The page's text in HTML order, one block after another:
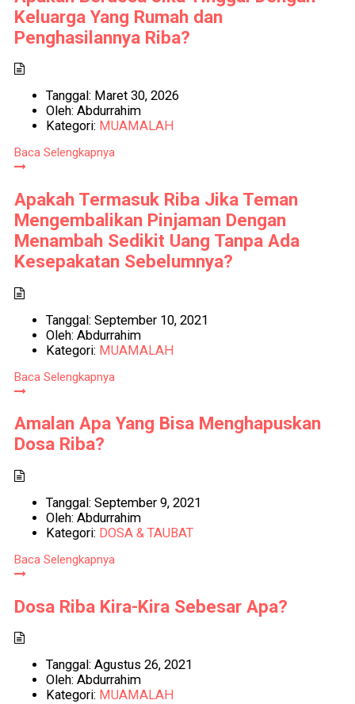
Keluarga Yang Rumah dan
Penghasilannya Riba?
Tanggal: Maret 30, 2026
Oleh: Abdurrahim
Kategori: MUAMALAH
Baca Selengkapnya
Apakah Termasuk Riba Jika Teman
Mengembalikan Pinjaman Dengan
Menambah Sedikit Uang Tanpa Ada
Kesepakatan Sebelumnya?
Tanggal: September 10, 2021
Oleh: Abdurrahim
Kategori: MUAMALAH
Baca Selengkapnya
Amalan Apa Yang Bisa Menghapuskan
Dosa Riba?
Tanggal: September 9, 2021
Oleh: Abdurrahim
Kategori: DOSA & TAUBAT
Baca Selengkapnya
Dosa Riba Kira-Kira Sebesar Apa?
Tanggal: Agustus 26, 2021
Oleh: Abdurrahim
Kategori: MUAMALAH